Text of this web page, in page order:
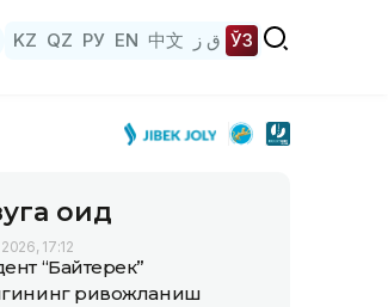
KZ QZ РУ EN 中文 ق ز ЎЗ
оид
17:12
“Байтерек”
ривожланиш